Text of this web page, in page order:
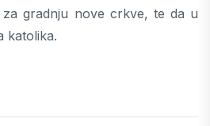
za gradnju nove crkve, te da u
katolika.